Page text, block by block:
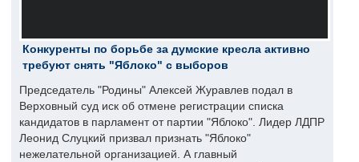
Конкуренты по борьбе за думские кресла активно
требуют снять "Яблоко" с выборов
Председатель "Родины" Алексей Журавлев подал в
Верховный суд иск об отмене регистрации списка
кандидатов в парламент от партии "Яблоко". Лидер ЛДПР
Леонид Слуцкий призвал признать "Яблоко"
нежелательной организацией. А главный